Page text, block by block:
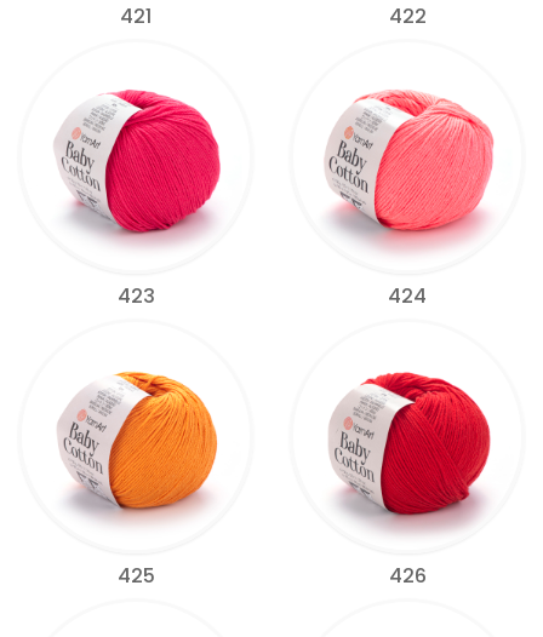
421 422
423 424
425 426